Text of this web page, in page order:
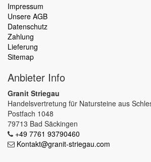
Impressum
Unsere AGB
Datenschutz
Zahlung
Lieferung
Sitemap
Anbieter Info
Granit Striegau
Handelsvertretung für Natursteine aus
Postfach 1048
79713 Bad Säckingen
+49 7761 93790460
Kontakt@granit-striegau.com